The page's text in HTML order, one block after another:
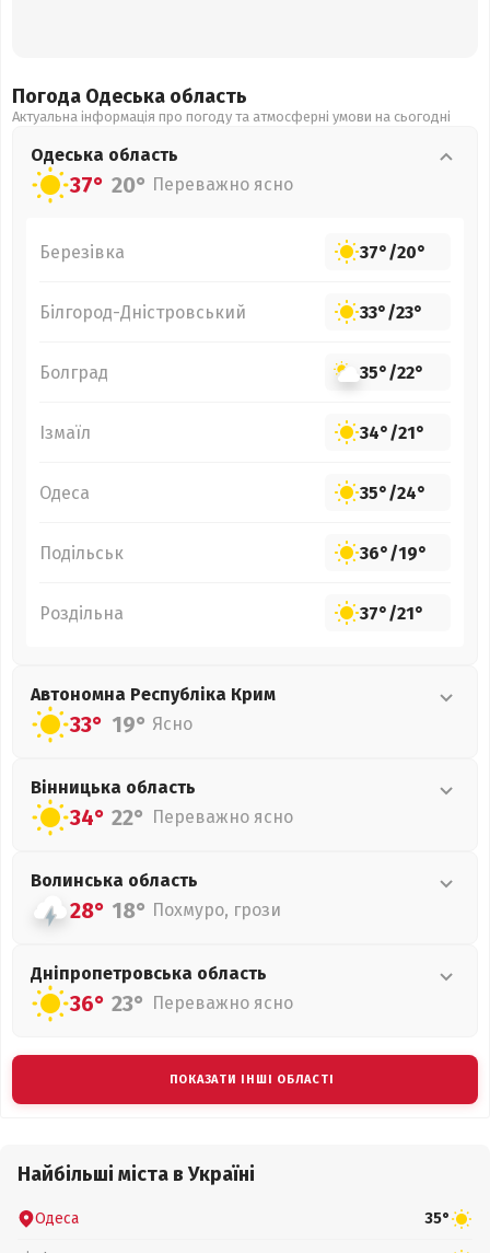
Погода Одеська область
Актуальна інформація про погоду та атмосферні умови на сьогодні
Одеська область
37° 20° Переважно ясно
Березівка 37°/20°
Білгород-Дністровський 33°/23°
Болград 35°/22°
Ізмаїл 34°/21°
Одеса 35°/24°
Подільськ 36°/19°
Роздільна 37°/21°
Автономна Республіка Крим
33° 19° Ясно
Вінницька область
34° 22° Переважно ясно
Волинська область
28° 18° Похмуро, грози
Дніпропетровська область
36° 23° Переважно ясно
ПОКАЗАТИ ІНШІ ОБЛАСТІ
Найбільші міста в Україні
Одеса 35°